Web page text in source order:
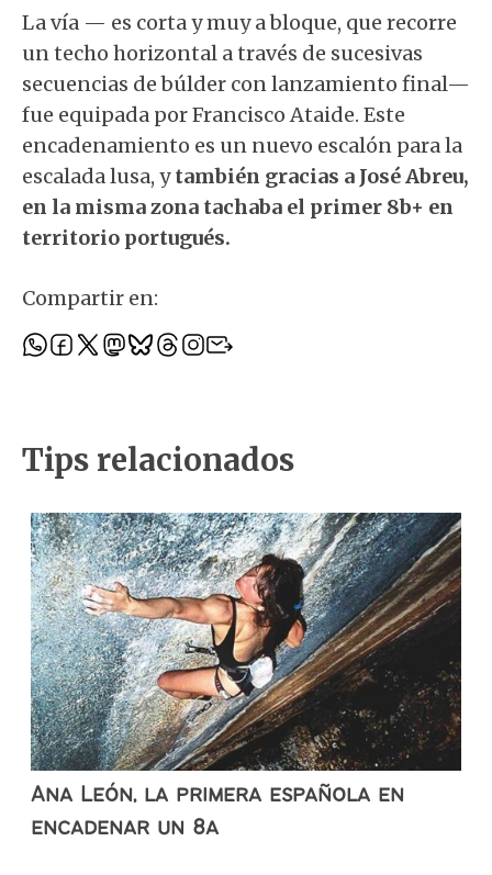
La vía — es corta y muy a bloque, que recorre
un techo horizontal a través de sucesivas
secuencias de búlder con lanzamiento final—
fue equipada por Francisco Ataide. Este
encadenamiento es un nuevo escalón para la
escalada lusa, ytambién gracias a José Abreu,
en la misma zona tachaba el primer 8b+ en
territorio portugués.
Compartir en:
Tips relacionados
Ana León, la primera española en
encadenar un 8a